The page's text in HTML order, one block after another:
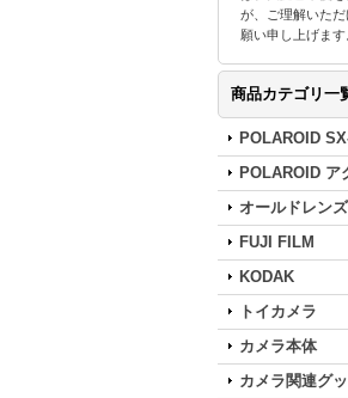
が、ご理解いた
願い申し上げます
商品カテゴリ一
POLAROID
POLAROID ア
オールドレンズ
FUJI FILM
KODAK
トイカメラ
カメラ本体
カメラ関連グ